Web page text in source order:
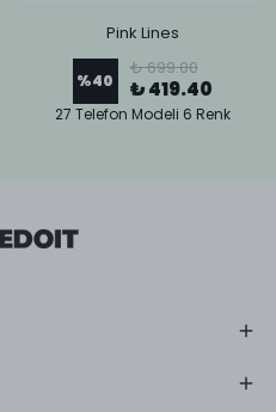
Pink Lines
%40
₺ 699.00
₺ 419.40
27 Telefon Modeli 6 Renk